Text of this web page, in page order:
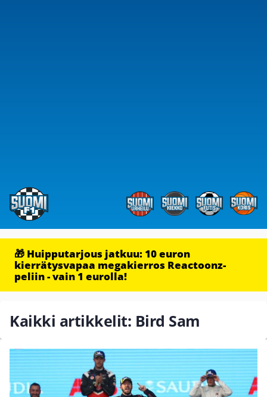
🎁 Huipputarjous jatkuu: 10 euron
kierrätysvapaa megakierros Reactoonz-
peliin - vain 1 eurolla!
Kaikki artikkelit: Bird Sam